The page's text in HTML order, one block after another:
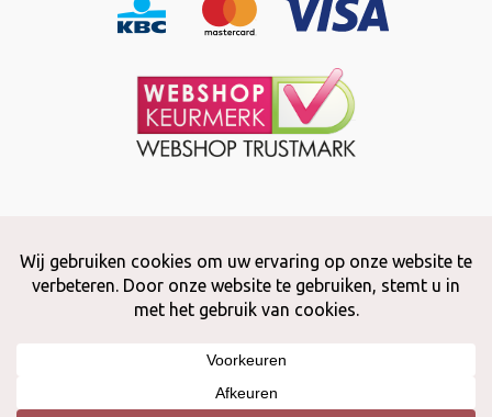
Copyright © 2026 Snuffelstore
Adax BV - 0032 (0)50 66 56 51 -info@snuffelstore.be
Created byWeCodeIT